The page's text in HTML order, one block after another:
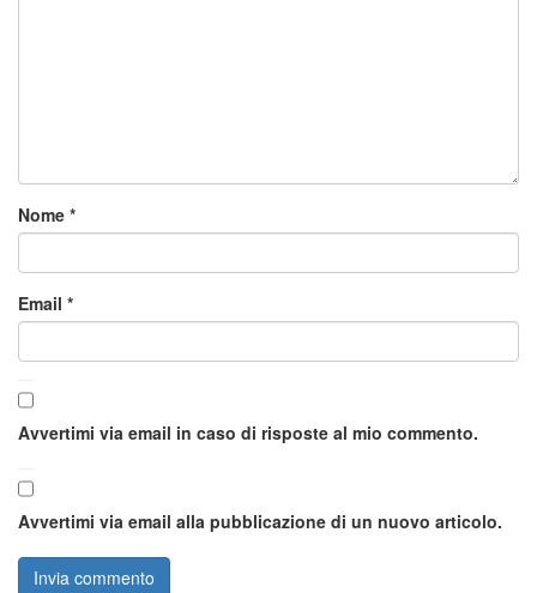
Nome *
Email *
Avvertimi via email in caso di risposte al mio commento.
Avvertimi via email alla pubblicazione di un nuovo articolo.